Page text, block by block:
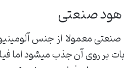
هود صنعتی
معمولا از جنس
بر روی آن جذب میشود اما